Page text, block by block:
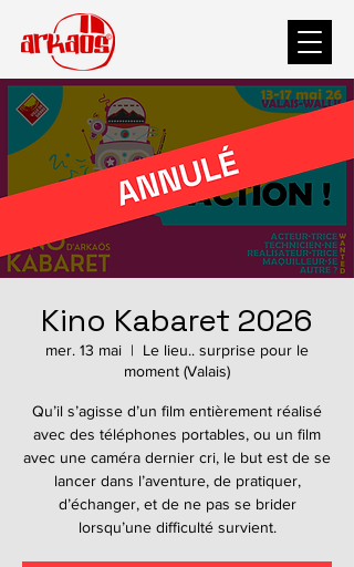
Kino Kabaret 2026
mer. 13 mai
  |
Le lieu.. surprise pour le
moment (Valais)
Qu’il s’agisse d’un film entièrement réalisé
avec des téléphones portables, ou un film
avec une caméra dernier cri, le but est de se
lancer dans l’aventure, de pratiquer,
d’échanger, et de ne pas se brider
lorsqu’une difficulté survient.